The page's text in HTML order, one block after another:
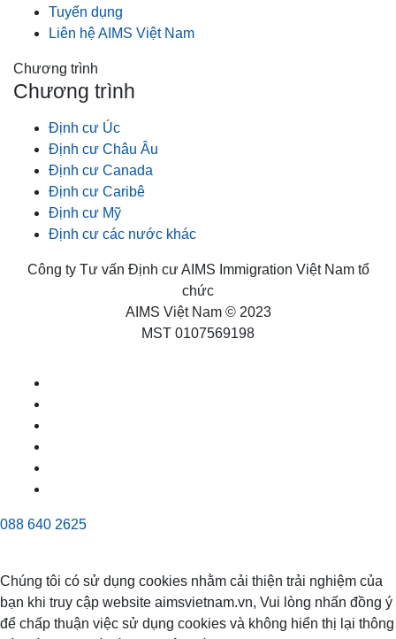
Tuyển dụng
Liên hệ AIMS Việt Nam
Chương trình
Chương trình
Định cư Úc
Định cư Châu Âu
Định cư Canada
Định cư Caribê
Định cư Mỹ
Định cư các nước khác
Công ty Tư vấn Định cư AIMS Immigration Việt Nam tổ
chức
AIMS Việt Nam © 2023
MST 0107569198
088 640 2625
Chúng tôi có sử dụng cookies nhằm cải thiện trải nghiệm của
bạn khi truy cập website aimsvietnam.vn, Vui lòng nhấn đồng ý
để chấp thuận việc sử dụng cookies và không hiển thị lại thông